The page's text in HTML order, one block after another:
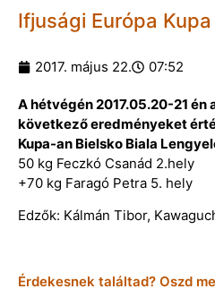
Ifjusági Európa
2017. május 22. 07:52
A hétvégén 2017.05.20-21 én
következő eredményeket
Kupa-an Bielsko Biala
50 kg Feczkó Csanád 2.hely
+70 kg Faragó Petra 5. hely
Edzők: Kálmán Tibor,
Érdekesnek találtad? Oszd